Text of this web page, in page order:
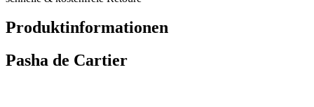
Produktinformationen
Pasha de Cartier